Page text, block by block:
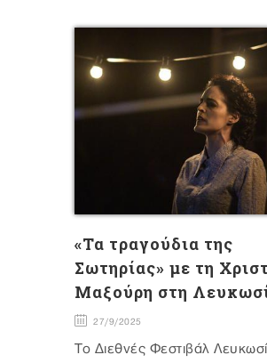
«Τα τραγούδια της
Σωτηρίας» με τη
Μαξούρη στη
27/9/2025
Το Διεθνές Φεστιβάλ